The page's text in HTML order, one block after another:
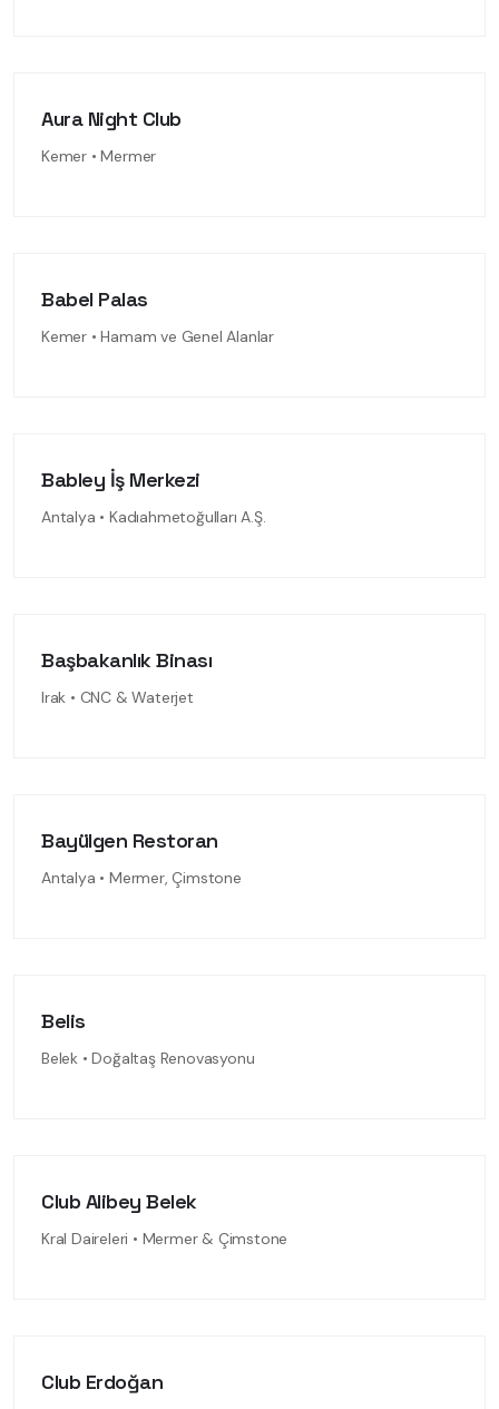
Aura Night Club
Kemer • Mermer
Babel Palas
Kemer • Hamam ve Genel Alanlar
Babley İş Merkezi
Antalya • Kadıahmetoğulları A.Ş.
Başbakanlık Binası
Irak • CNC & Waterjet
Bayülgen Restoran
Antalya • Mermer, Çimstone
Belis
Belek • Doğaltaş Renovasyonu
Club Alibey Belek
Kral Daireleri • Mermer & Çimstone
Club Erdoğan